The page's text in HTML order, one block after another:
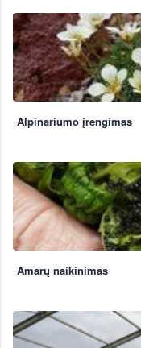
Alpinariumo įrengimas
Amarų naikinimas